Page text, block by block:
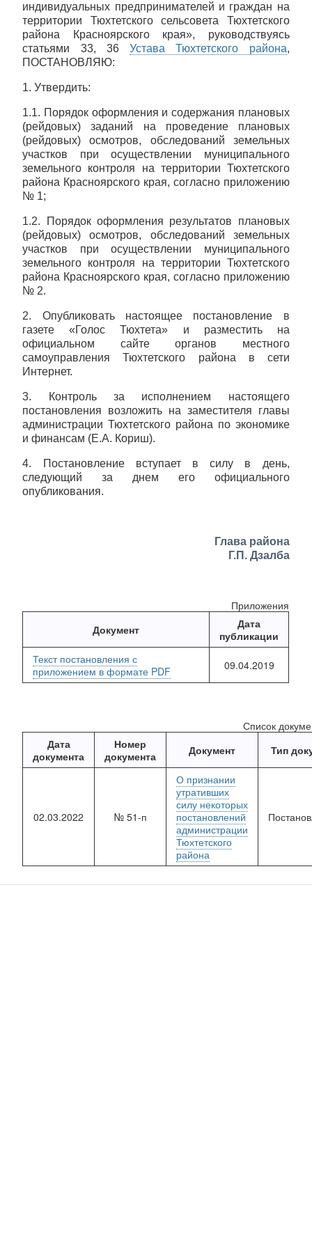
индивидуальных предпринимателей и граждан на
территории Тюхтетского сельсовета Тюхтетского
района Красноярского края», руководствуясь
статьями 33, 36Устава Тюхтетского района,
ПОСТАНОВЛЯЮ:
1. Утвердить:
1.1. Порядок оформления и содержания плановых
(рейдовых) заданий на проведение плановых
(рейдовых) осмотров, обследований земельных
участков при осуществлении муниципального
земельного контроля на территории Тюхтетского
района Красноярского края, согласно приложению
№ 1;
1.2. Порядок оформления результатов плановых
(рейдовых) осмотров, обследований земельных
участков при осуществлении муниципального
земельного контроля на территории Тюхтетского
района Красноярского края, согласно приложению
№ 2.
2. Опубликовать настоящее постановление в
газете «Голос Тюхтета» и разместить на
официальном сайте органов местного
самоуправления Тюхтетского района в сети
Интернет.
3. Контроль за исполнением настоящего
постановления возложить на заместителя главы
администрации Тюхтетского района по экономике
и финансам (Е.А. Кориш).
4. Постановление вступает в силу в день,
следующий за днем его официального
опубликования.
Глава района
Г.П. Дзалба
Приложения
Документ
Дата
публикации
Текст постановления с
приложением в формате PDF
09.04.2019
Список
Дата
документа
Номер
документа
Документ Тип
02.03.2022 № 51-п
О признании
утративших
силу некоторых
постановлений
администрации
Тюхтетского
района